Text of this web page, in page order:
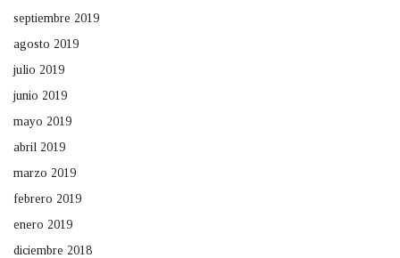
septiembre 2019
agosto 2019
julio 2019
junio 2019
mayo 2019
abril 2019
marzo 2019
febrero 2019
enero 2019
diciembre 2018